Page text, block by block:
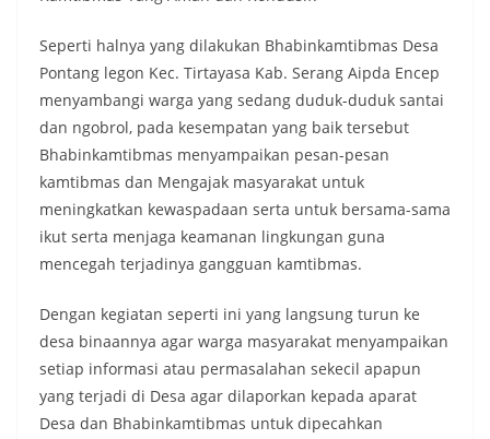
Seperti halnya yang dilakukan Bhabinkamtibmas Desa
Pontang legon Kec. Tirtayasa Kab. Serang Aipda Encep
menyambangi warga yang sedang duduk-duduk santai
dan ngobrol, pada kesempatan yang baik tersebut
Bhabinkamtibmas menyampaikan pesan-pesan
kamtibmas dan Mengajak masyarakat untuk
meningkatkan kewaspadaan serta untuk bersama-sama
ikut serta menjaga keamanan lingkungan guna
mencegah terjadinya gangguan kamtibmas.
Dengan kegiatan seperti ini yang langsung turun ke
desa binaannya agar warga masyarakat menyampaikan
setiap informasi atau permasalahan sekecil apapun
yang terjadi di Desa agar dilaporkan kepada aparat
Desa dan Bhabinkamtibmas untuk dipecahkan